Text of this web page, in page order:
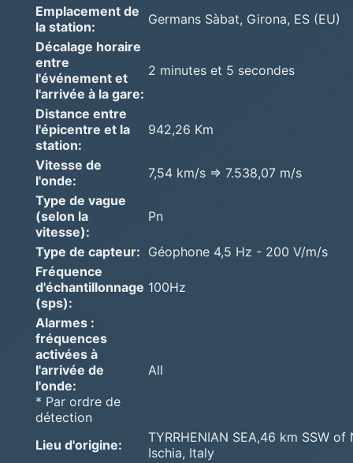
Emplacement de
la station:
Germans Sàbat, Girona, ES (EU)
Décalage horaire
entre
l'événement et
l'arrivée à la gare:
2 minutes et 5 secondes
Distance entre
l'épicentre et la
station:
942,26 Km
Vitesse de
l'onde:
7,54 km/s => 7.538,07 m/s
Type de vague
(selon la
vitesse):
Pn
Type de capteur: Géophone 4,5 Hz - 200 V/m/s
Fréquence
d'échantillonnage
(sps):
100Hz
Alarmes :
fréquences
activées à
l'arrivée de
l'onde:
* Par ordre de
détection
All
Lieu d'origine:
TYRRHENIAN SEA,46 km SSW
Ischia, Italy